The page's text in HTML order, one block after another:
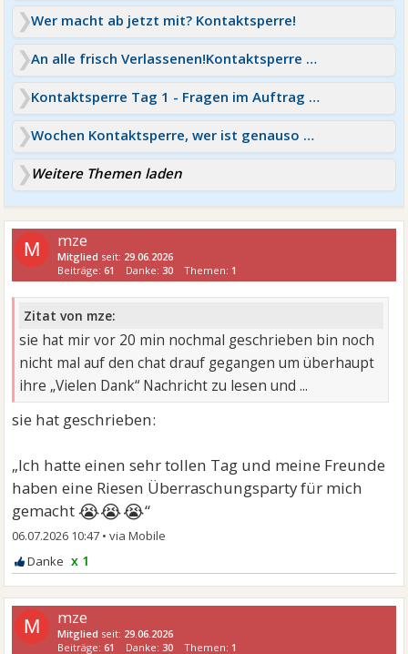
Wer macht ab jetzt mit? Kontaktsperre!
An alle frisch Verlassenen!Kontaktsperre wer macht mit?
Kontaktsperre Tag 1 - Fragen im Auftrag von ihr
Wochen Kontaktsperre, wer ist genauso weit?
Weitere Themen laden
M mze
Mitglied seit: 29.06.2026
Beiträge:61 Danke:30 Themen: 1
Zitat von mze:
sie hat mir vor 20 min nochmal geschrieben bin noch
nicht mal auf den chat drauf gegangen um überhaupt
ihre „Vielen Dank“ Nachricht zu lesen und ...
sie hat geschrieben:
„Ich hatte einen sehr tollen Tag und meine Freunde
haben eine Riesen Überraschungsparty für mich
gemacht 😭😭😭“
06.07.2026 10:47 •
x 1
M mze
Mitglied seit: 29.06.2026
Beiträge:61 Danke: 30 Themen: 1